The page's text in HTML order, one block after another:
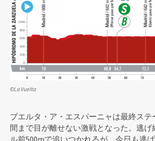
©La Vuelta
ブエルタ・ア・エスパーニャは最終ス
間まで目が離せない激戦となった。逃げ